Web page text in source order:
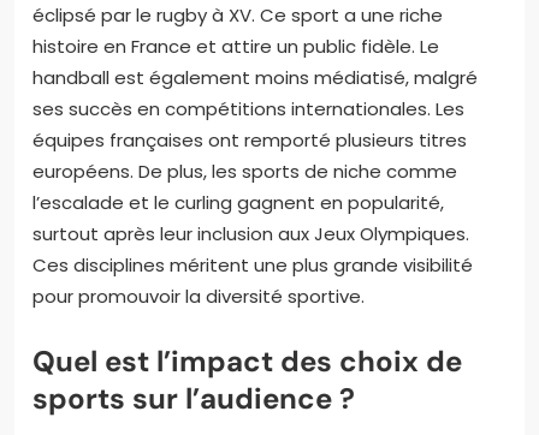
éclipsé par le rugby à XV. Ce sport a une riche
histoire en France et attire un public fidèle. Le
handball est également moins médiatisé, malgré
ses succès en compétitions internationales. Les
équipes françaises ont remporté plusieurs titres
européens. De plus, les sports de niche comme
l’escalade et le curling gagnent en popularité,
surtout après leur inclusion aux Jeux Olympiques.
Ces disciplines méritent une plus grande visibilité
pour promouvoir la diversité sportive.
Quel est l’impact des choix de
sports sur l’audience ?